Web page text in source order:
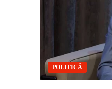
POLITICĂ